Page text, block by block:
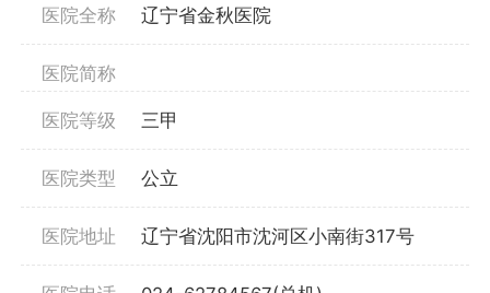
医院全称 辽宁省金秋医院
医院简称
医院等级 三甲
医院类型 公立
医院地址 辽宁省沈阳市沈河区小南街317号